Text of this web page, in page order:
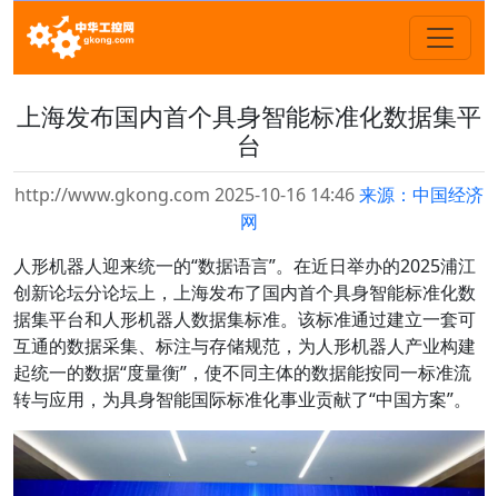
上海发布国内首个具身智能标准化数据集平
台
http://www.gkong.com 2025-10-16 14:46来源：中国经济
网
人形机器人迎来统一的“数据语言”。在近日举办的2025浦江
创新论坛分论坛上，上海发布了国内首个具身智能标准化数
据集平台和人形机器人数据集标准。该标准通过建立一套可
互通的数据采集、标注与存储规范，为人形机器人产业构建
起统一的数据“度量衡”，使不同主体的数据能按同一标准流
转与应用，为具身智能国际标准化事业贡献了“中国方案”。